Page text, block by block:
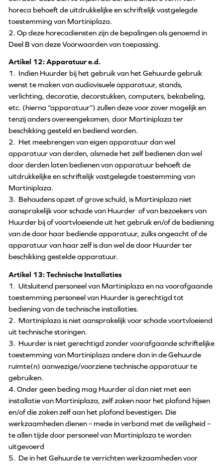
horeca behoeft de uitdrukkelijke en schriftelijk vastgelegde
toestemming van Martiniplaza.
2. Op deze horecadiensten zijn de bepalingen als genoemd in
Deel B van deze Voorwaarden van toepassing.
Artikel 12: Apparatuur e.d.
1. Indien Huurder bij het gebruik van het Gehuurde gebruik
wenst te maken van audiovisuele apparatuur, stands,
verlichting, decoratie, decorstukken, computers, bekabeling,
etc. (hierna “apparatuur”) zullen deze voor zover mogelijk en
tenzij anders overeengekomen, door Martiniplaza ter
beschikking gesteld en bediend worden.
2. Het meebrengen van eigen apparatuur dan wel
apparatuur van derden, alsmede het zelf bedienen dan wel
door derden laten bedienen van apparatuur behoeft de
uitdrukkelijke en schriftelijk vastgelegde toestemming van
Martiniplaza.
3. Behoudens opzet of grove schuld, is Martiniplaza niet
aansprakelijk voor schade van Huurder of van bezoekers van
Huurder bij of voortvloeiende uit het gebruik en/of de bediening
van de door haar bediende apparatuur, zulks ongeacht of de
apparatuur van haar zelf is dan wel de door Huurder ter
beschikking gestelde apparatuur.
Artikel 13: Technische Installaties
1. Uitsluitend personeel van Martiniplaza en na voorafgaande
toestemming personeel van Huurder is gerechtigd tot
bediening van de technische installaties.
2. Martiniplaza is niet aansprakelijk voor schade voortvloeiend
uit technische storingen.
3. Huurder is niet gerechtigd zonder voorafgaande schriftelijke
toestemming van Martiniplaza andere dan in de Gehuurde
ruimte(n) aanwezige/voorziene technische apparatuur te
gebruiken.
4. Onder geen beding mag Huurder al dan niet met een
installatie van Martiniplaza, zelf zaken naar het plafond hijsen
en/of die zaken zelf aan het plafond bevestigen. Die
werkzaamheden dienen – mede in verband met de veiligheid –
te allen tijde door personeel van Martiniplaza te worden
uitgevoerd
5. De in het Gehuurde te verrichten werkzaamheden voor